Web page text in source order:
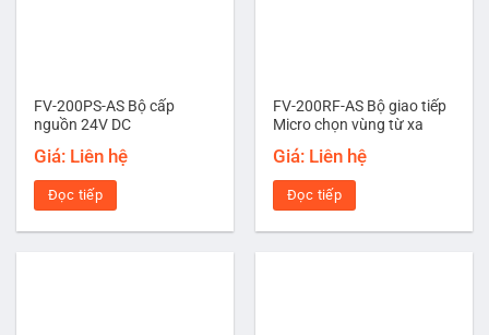
FV-200PS-AS Bộ cấp
nguồn 24V DC
Giá: Liên hệ
Đọc tiếp
FV-200RF-AS Bộ giao tiếp
Micro chọn vùng từ xa
Giá: Liên hệ
Đọc tiếp